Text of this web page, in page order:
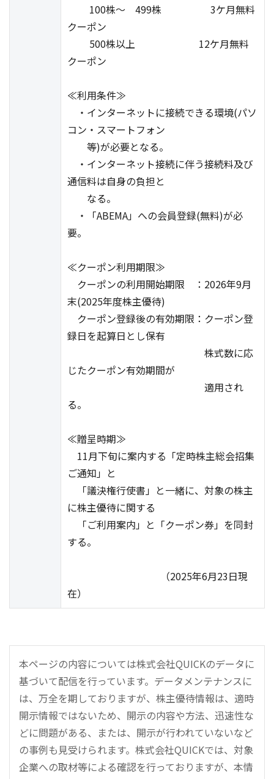
100株～ 499株 3ケ月無料
クーポン
500株以上 12ケ月無料
クーポン
≪利用条件≫
・インターネットに接続できる環境(パソ
コン・スマートフォン
等)が必要となる。
・インターネット接続に伴う接続料及び
通信料は自身の負担と
なる。
・「ABEMA」への会員登録(無料)が必
要。
≪クーポン利用期限≫
クーポンの利用開始期限 ：2026年9月
末(2025年度株主優待)
クーポン登録後の有効期限：クーポン登
録日を起算日とし保有
株式数に応
じたクーポン有効期間が
適用され
る。
≪贈呈時期≫
11月下旬に案内する「定時株主総会招集
ご通知」と
「議決権行使書」と一緒に、対象の株主
に株主優待に関する
「ご利用案内」と「クーポン券」を同封
する。
（2025年6月23日現
在）
本ページの内容については株式会社QUICKのデータに
基づいて配信を行っています。データメンテナンスに
は、万全を期しておりますが、株主優待情報は、適時
開示情報ではないため、開示の内容や方法、迅速性な
どに問題がある、または、開示が行われていないなど
の事例も見受けられます。株式会社QUICKでは、対象
企業への取材等による確認を行っておりますが、本情